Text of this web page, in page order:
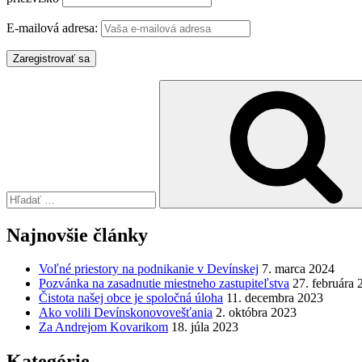
E-mailová adresa:
Najnovšie články
Voľné priestory na podnikanie v Devínskej 7. marca 2024
Pozvánka na zasadnutie miestneho zastupiteľstva 27. februára
Čistota našej obce je spoločná úloha 11. decembra 2023
Ako volili Devínskonovovešťania 2. októbra 2023
Za Andrejom Kovarikom 18. júla 2023